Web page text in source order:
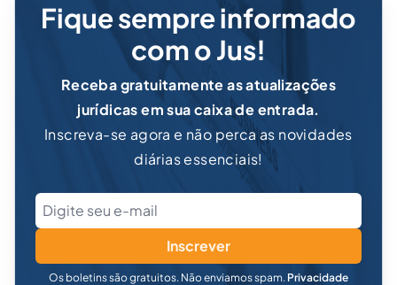
Fique sempre informado
com o Jus!
Receba gratuitamente as atualizações
jurídicas em sua caixa de entrada.
Inscreva-se agora e não perca as novidades
diárias essenciais!
Inscrever
Os boletins são gratuitos. Não enviamos spam. Privacidade